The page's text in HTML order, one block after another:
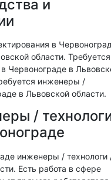
и
в
области. Требуется
Червонограде в
инженеры /
в Львовской области.
/
инженеры / технологи
Есть работа в сфере